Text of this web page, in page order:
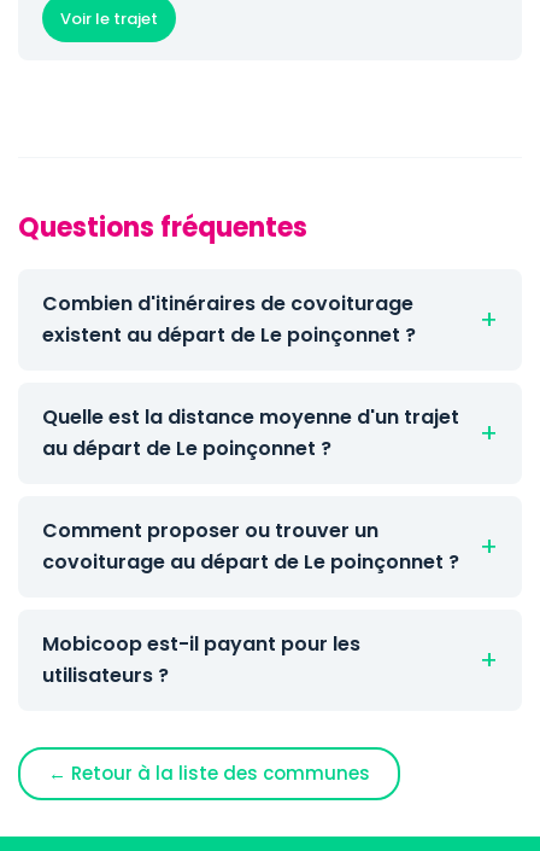
Voir le trajet
Questions fréquentes
Combien d'itinéraires de covoiturage
existent au départ de Le poinçonnet ?
Quelle est la distance moyenne d'un trajet
au départ de Le poinçonnet ?
Comment proposer ou trouver un
covoiturage au départ de Le poinçonnet ?
Mobicoop est-il payant pour les
utilisateurs ?
← Retour à la liste des communes